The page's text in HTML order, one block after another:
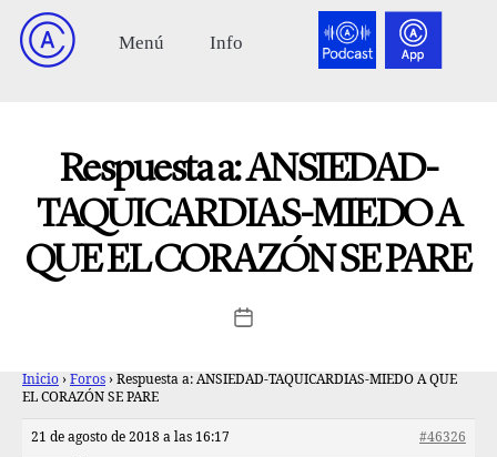
Respuesta a: ANSIEDAD-
TAQUICARDIAS-MIEDO A
QUE EL CORAZÓN SE PARE
Inicio › Foros › Respuesta a: ANSIEDAD-TAQUICARDIAS-MIEDO A QUE
EL CORAZÓN SE PARE
21 de agosto de 2018 a las 16:17
#46326